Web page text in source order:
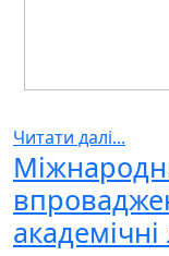
Читати далі...
академічні